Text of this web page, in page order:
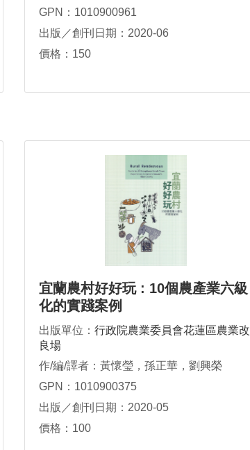
GPN：1010900961
出版／創刊日期：2020-06
價格：150
宜蘭農村好好玩 : 10個農產業六級
化的實踐案例
出版單位： 行政院農業委員會花蓮區農業改
良場
作/編/譯者：黃懷瑩，孫正華，劉興榮
GPN：1010900375
出版／創刊日期：2020-05
價格：100